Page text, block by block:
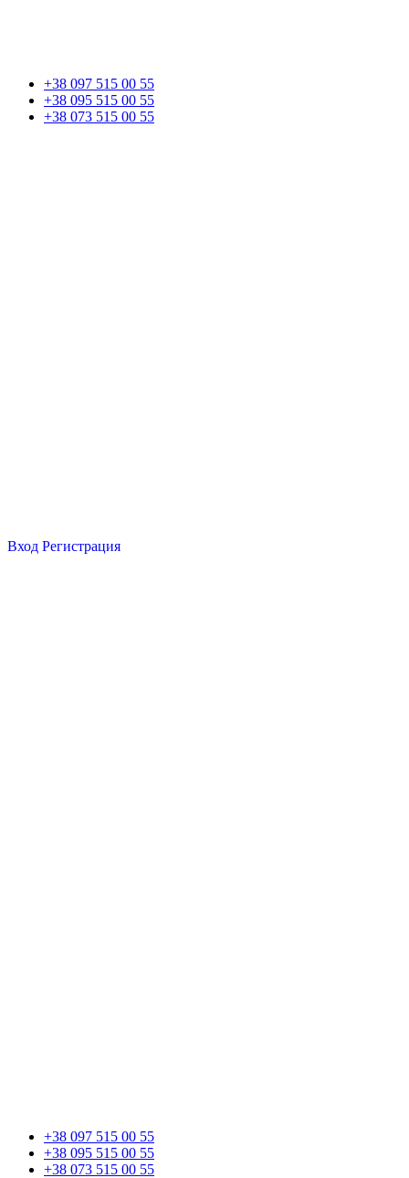
+38 097 515 00 55
+38 095 515 00 55
+38 073 515 00 55
Вход Регистрация
+38 097 515 00 55
+38 095 515 00 55
+38 073 515 00 55